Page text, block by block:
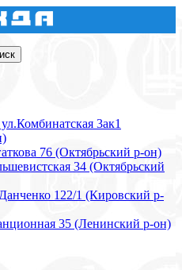
3ак1
76 (Октябрьский р-он)
34 (Октябрьский
122/1 (Кировский р-
35 (Ленинский р-он)